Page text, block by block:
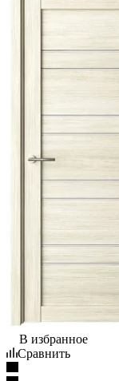
В избранное
Сравнить